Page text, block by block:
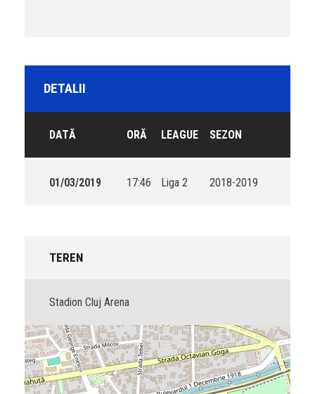
DETALII
DATĂ ORĂ LEAGUE SEZON
01/03/2019 17:46 Liga 2 2018-2019
TEREN
Stadion Cluj Arena